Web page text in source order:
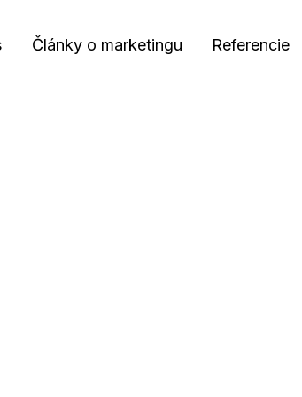
Články o marketingu Referencie